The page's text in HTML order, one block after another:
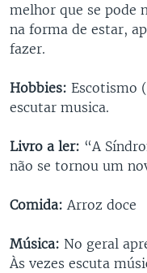
melhor que se pode
na forma de estar,
fazer.
Hobbies: Escotismo
escutar musica.
Livro a ler: “A
não se tornou um
Comida: Arroz doce
Música: No geral
Às vezes escuta